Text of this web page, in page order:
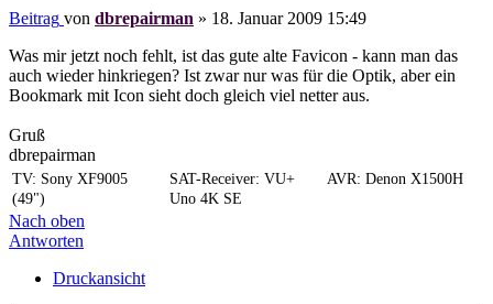
Beitrag von dbrepairman » 18. Januar 2009 15:49
Was mir jetzt noch fehlt, ist das gute alte Favicon - kann man das
auch wieder hinkriegen? Ist zwar nur was für die Optik, aber ein
Bookmark mit Icon sieht doch gleich viel netter aus.
Gruß
dbrepairman
TV: Sony XF9005
(49")
SAT-Receiver: VU+
Uno 4K SE
AVR: Denon X1500H
Nach oben
Antworten
Druckansicht